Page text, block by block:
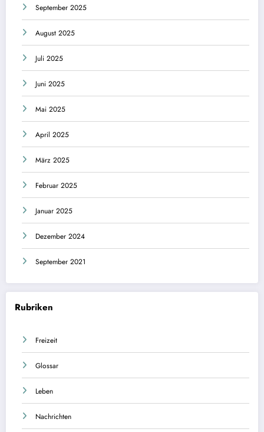
September 2025
August 2025
Juli 2025
Juni 2025
Mai 2025
April 2025
März 2025
Februar 2025
Januar 2025
Dezember 2024
September 2021
Rubriken
Freizeit
Glossar
Leben
Nachrichten